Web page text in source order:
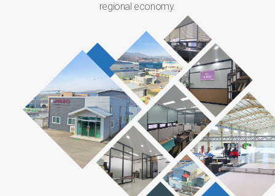
regional economy.